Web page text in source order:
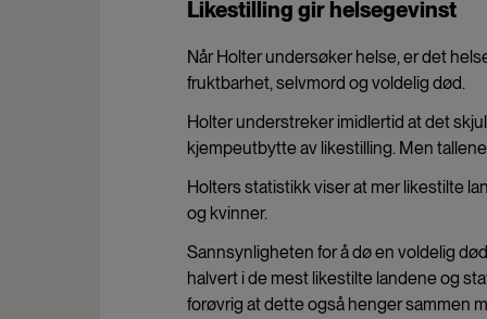
Likestilling gir helsegevinst
Når Holter undersøker helse, er det
fruktbarhet, selvmord og voldelig død.
Holter understreker imidlertid at det
kjempeutbytte av likestilling. Men
Holters statistikk viser at mer likestilte
og kvinner.
Sannsynligheten for å dø en voldelig
halvert i de mest likestilte landene og
forøvrig at dette også henger sammen